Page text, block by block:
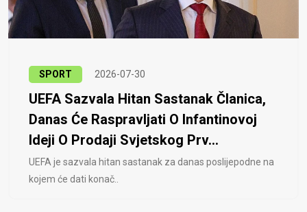
SPORT 2026-07-30
UEFA Sazvala Hitan Sastanak Članica,
Danas Će Raspravljati O Infantinovoj
Ideji O Prodaji Svjetskog Prv...
UEFA je sazvala hitan sastanak za danas poslijepodne na
kojem će dati konač..